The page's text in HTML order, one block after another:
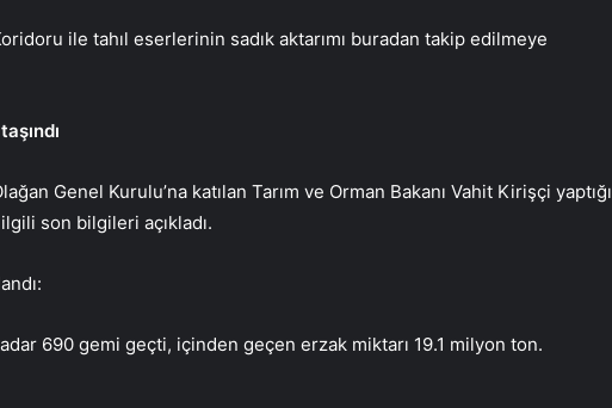
ile tahıl eserlerinin sadık aktarımı buradan takip edilmeye
Genel Kurulu’na katılan Tarım ve Orman Bakanı Vahit Kirişçi yaptığı
son bilgileri açıkladı.
690 gemi geçti, içinden geçen erzak miktarı 19.1 milyon ton.